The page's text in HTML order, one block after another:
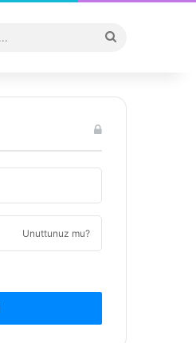
...
Unuttunuz mu?